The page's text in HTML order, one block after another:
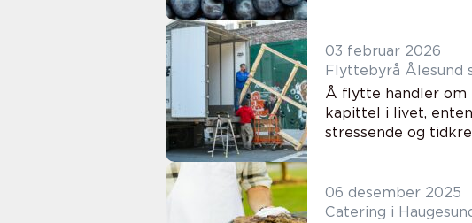
03 februar 2026
Å flytte handler
kapittel i livet,
stressende og
06 desember 2025
Catering i